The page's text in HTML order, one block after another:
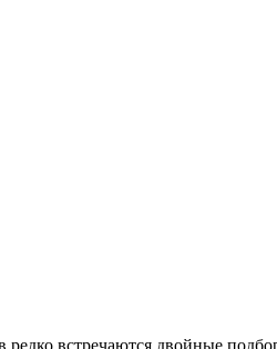
редко встречаются двойные